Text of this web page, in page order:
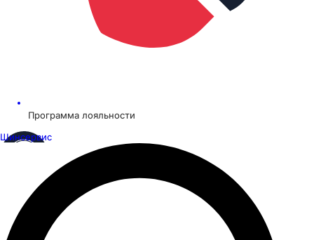
Программа лояльности
Шинсервис